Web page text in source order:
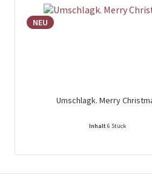
NEU
Umschlagk. Merry
Inhalt6 Stück
Preise nach Login